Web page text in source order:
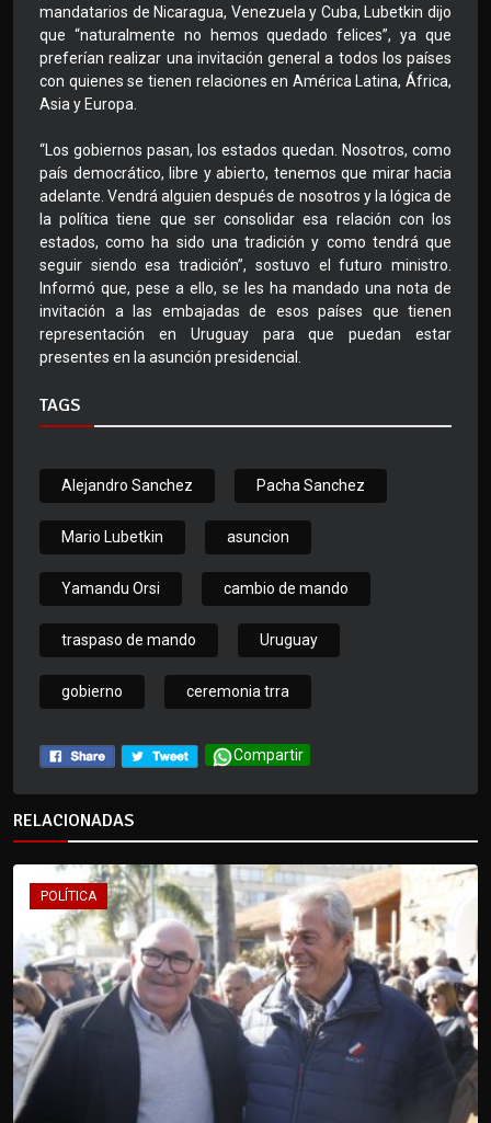
mandatarios de Nicaragua, Venezuela y Cuba, Lubetkin dijo
que “naturalmente no hemos quedado felices”, ya que
preferían realizar una invitación general a todos los países
con quienes se tienen relaciones en América Latina, África,
Asia y Europa.
“Los gobiernos pasan, los estados quedan. Nosotros, como
país democrático, libre y abierto, tenemos que mirar hacia
adelante. Vendrá alguien después de nosotros y la lógica de
la política tiene que ser consolidar esa relación con los
estados, como ha sido una tradición y como tendrá que
seguir siendo esa tradición”, sostuvo el futuro ministro.
Informó que, pese a ello, se les ha mandado una nota de
invitación a las embajadas de esos países que tienen
representación en Uruguay para que puedan estar
presentes en la asunción presidencial.
TAGS
Alejandro Sanchez Pacha Sanchez
Mario Lubetkin asuncion
Yamandu Orsi cambio de mando
traspaso de mando Uruguay
gobierno ceremonia trra
Compartir
RELACIONADAS
POLÍTICA